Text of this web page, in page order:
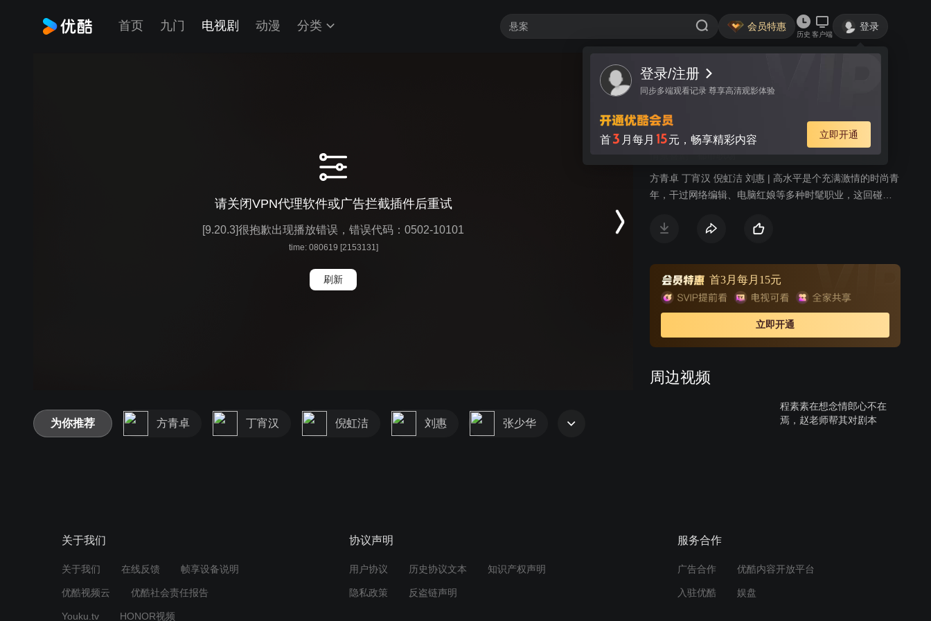
首页 九门 电视剧 动漫 分类 会员特惠
历史 客户端
登录
登录/注册
同步多端观看记录 尊享高清观影体验
首3 月每月 15元，畅享精彩内容 立即开通
请关闭VPN代理软件或广告拦截插件后重试
[9.20.3]很抱歉出现播放错误，错误代码：0502-10101
time: 080619 [2153131]
刷新
视频 讨论
圈内圈外
都市职场
方青卓 丁宵汉 倪虹洁 刘惠 | 高水平是个充满激情的时尚青
年，干过网络编辑、电脑红娘等多种时髦职业，这回碰上
是个从小热爱艺术的人。为了圆他儿时的一个梦想，曲有
公司担任办公室主任。有才文化传播公司开张后，开办演
员培训班、策划各种题材的文学剧本、包装明星、寻找各
种投资的机会，忙得不亦乐乎。但高水平其人空有一腔热
情，在这过程中没少吃亏，经历太多阴差阳错的事。最后
大家渐渐明白，任何成功都不是白来的。大家开始踏踏实
首3月每月15元
立即开通
周边视频
程素素在想念情郎心不在
焉，赵老师帮其对剧本
底第一最人渣
为你推荐 方青卓 丁宵汉 倪虹洁 刘惠 张少华
关于我们
关于我们 在线反馈 帧享设备说明
优酷视频云 优酷社会责任报告
Youku.tv HONOR视频
协议声明
用户协议 历史协议文本 知识产权声明
隐私政策 反盗链声明
服务合作
广告合作 优酷内容开放平台
入驻优酷 娱盘